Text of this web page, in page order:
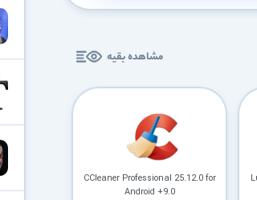
مشاهده بقیه
CCleaner Professional 25.12.0 for
Android +9.0
اینترنت با ۳۲ کانکشن
از قطع اینترنت و دانلود موازی چند فایل
قدیمی نرم‌افزارها